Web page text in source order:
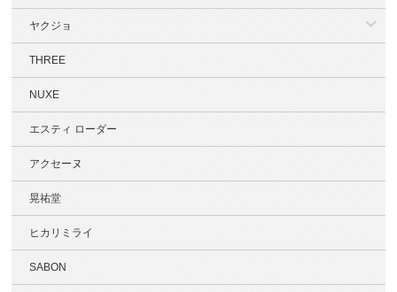
ヤクジョ
THREE
NUXE
エスティ ローダー
アクセーヌ
晃祐堂
ヒカリミライ
SABON